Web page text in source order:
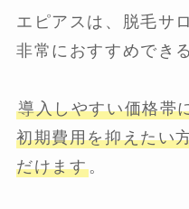
エピアスは、脱毛サ
非常におすすめでき
導入しやすい価格帯
初期費用を抑えたい
だけます。